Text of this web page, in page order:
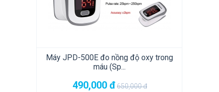
Máy JPD-500E đo nồng độ oxy trong
máu (Sp...
490,000 đ650,000đ